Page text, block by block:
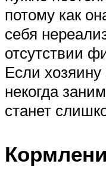
потому как
себя
отсутствии
Если
некогда
станет